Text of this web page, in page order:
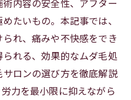
内容の安全性、アフター
たいもの。本記事では、
れ、痛みや不快感をでき
れる、効果的なムダ毛処
ロンの選び方を徹底解説
力を最小限に抑えながら